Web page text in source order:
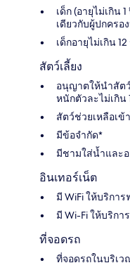
เด็ก (อายุไม่เกิน
เดียวกับผู้ปกคร
เด็กอายุไม่เกิน
สัตว์เลี้ยง
อนุญาตให้นำสัตว์
หนักตัวละไม่เกิน
สัตว์ช่วยเหลือเข้
มีข้อจำกัด*
มีชามใส่น้ำและ
อินเทอร์เน็ต
มี WiFi ให้บริกา
มี Wi-Fi ให้บริกา
ที่จอดรถ
ที่จอดรถในบริเว